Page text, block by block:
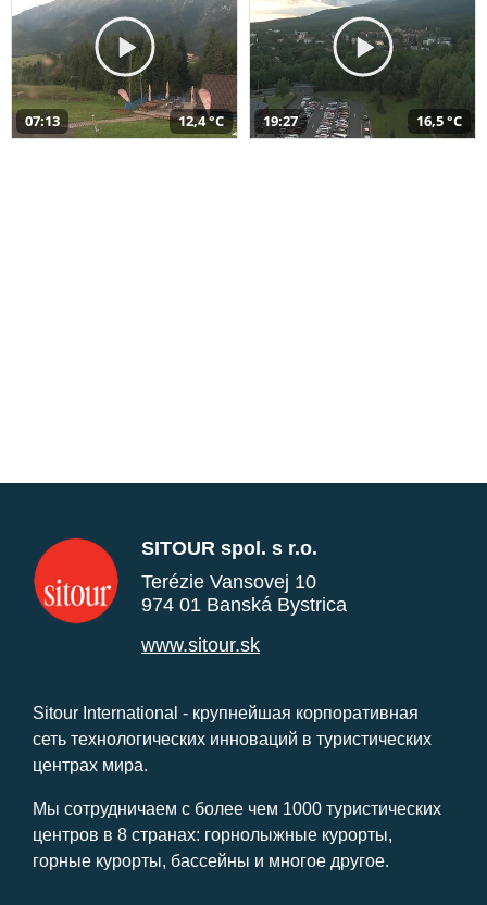
07:13 12,4 °C 19:27 16,5 °C
SITOUR spol. s r.o.
Terézie Vansovej 10
974 01 Banská Bystrica
www.sitour.sk
Sitour International - крупнейшая корпоративная
сеть технологических инноваций в туристических
центрах мира.
Мы сотрудничаем с более чем 1000 туристических
центров в 8 странах: горнолыжные курорты,
горные курорты, бассейны и многое другое.